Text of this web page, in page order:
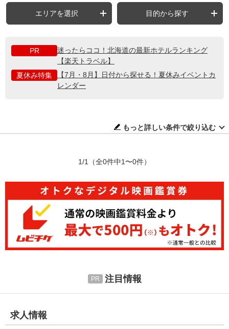
エリアを選択 目的から探す
PR
迷ったらココ！北海道の最新ホテルランキング
【楽天トラベル】
夏休み特集
【7月・8月】日付から探せる！夏休みイベントカ
レンダー
もっと詳しい条件で絞り込む
1/1 （全0件中1〜0件）
注目情報
求人情報